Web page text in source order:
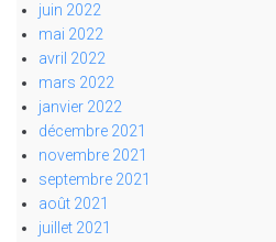
juin 2022
mai 2022
avril 2022
mars 2022
janvier 2022
décembre 2021
novembre 2021
septembre 2021
août 2021
juillet 2021